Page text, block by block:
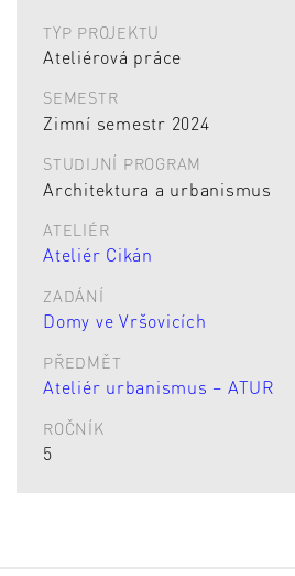
TYP PROJEKTU
Ateliérová práce
SEMESTR
Zimní semestr 2024
STUDIJNÍ PROGRAM
Architektura a urbanismus
ATELIÉR
Ateliér Cikán
ZADÁNÍ
Domy ve Vršovicích
PŘEDMĚT
Ateliér urbanismus – ATUR
ROČNÍK
5